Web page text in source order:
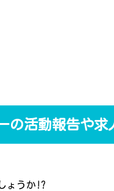
の活動報告や求
ょうか!?